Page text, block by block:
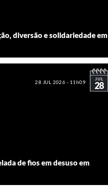
diversão e solidariedade em
28 JUL 2026 - 11h09 JUL
28
de fios em desuso em